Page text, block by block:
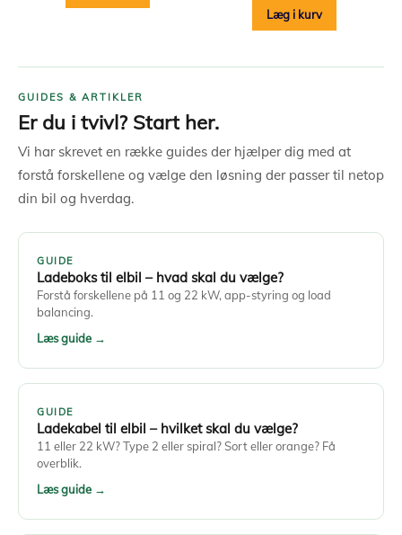
Læg i kurv
GUIDES & ARTIKLER
Er du i tvivl? Start her.
Vi har skrevet en række guides der hjælper dig med at
forstå forskellene og vælge den løsning der passer til netop
din bil og hverdag.
GUIDE
Ladeboks til elbil – hvad skal du vælge?
Forstå forskellene på 11 og 22 kW, app-styring og load
balancing.
Læs guide →
GUIDE
Ladekabel til elbil – hvilket skal du vælge?
11 eller 22 kW? Type 2 eller spiral? Sort eller orange? Få
overblik.
Læs guide →